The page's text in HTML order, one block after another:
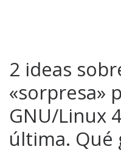
2 ideas
«sorpresa»
GNU/Linux
última. Qué